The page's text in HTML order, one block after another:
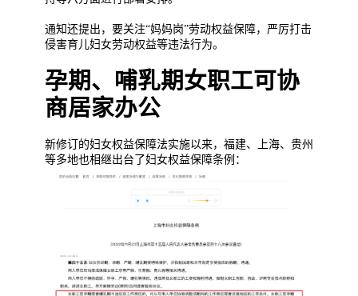
通知还提出，要关注“妈妈岗”劳动权益保障，严厉打击
侵害育儿妇女劳动权益等违法行为。
孕期、哺乳期女职工可协
商居家办公
新修订的妇女权益保障法实施以来，福建、上海、贵州
等多地也相继出台了妇女权益保障条例：